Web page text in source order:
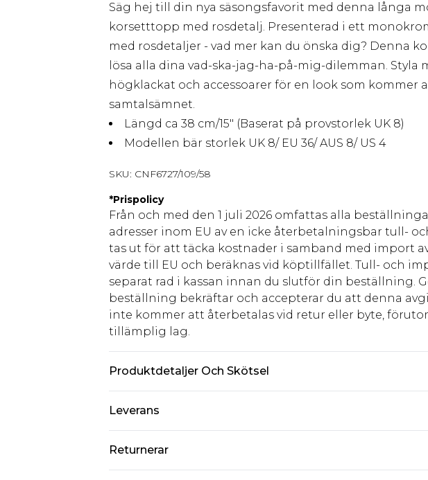
Säg hej till din nya säsongsfavorit med denna långa
korsetttopp med rosdetalj. Presenterad i ett
med rosdetaljer - vad mer kan du önska dig? Denna
lösa alla dina vad-ska-jag-ha-på-mig-dilemman.
högklackat och accessoarer för en look som kommer
samtalsämnet.
Längd ca 38 cm/15" (Baserat på provstorlek UK 8)
Modellen bär storlek UK 8/ EU 36/ AUS 8/ US 4
SKU: CNF6727/109/58
*Prispolicy
Från och med den 1 juli 2026 omfattas alla
adresser inom EU av en icke återbetalningsbar tull-
tas ut för att täcka kostnader i samband med import
värde till EU och beräknas vid köptillfället. Tull- och
separat rad i kassan innan du slutför din beställning.
beställning bekräftar och accepterar du att denna
inte kommer att återbetalas vid retur eller byte,
tillämplig lag.
Produktdetaljer Och Skötsel
Leverans
Standardleverans Sverige
Returnerar